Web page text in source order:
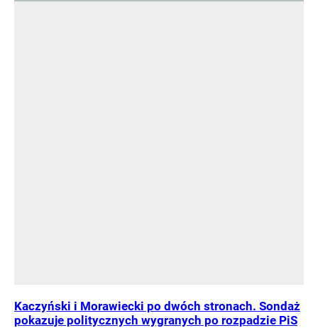
Kaczyński i Morawiecki po dwóch stronach. Sondaż
pokazuje politycznych wygranych po rozpadzie PiS